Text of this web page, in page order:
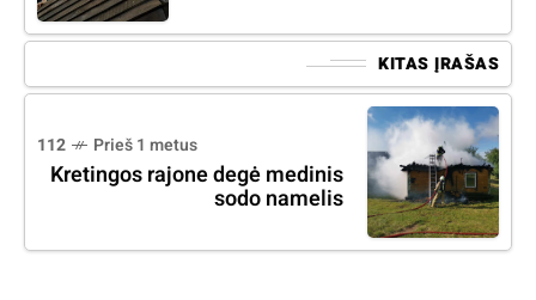
KITAS ĮRAŠAS
112 Prieš 1 metus
Kretingos rajone degė medinis
sodo namelis